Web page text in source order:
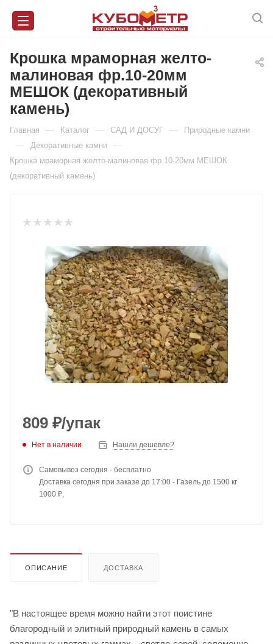
Крошка мраморная желто-
малиновая фр.10-20мм
МЕШОК (декоративный
камень)
Главная — Каталог — САД И ДОСУГ — Природные камни
— Декоративные камни —
Крошка мраморная желто-малиновая фр.10-20мм МЕШОК
(декоративный камень)
809 ₽/упак
Нет в наличии Нашли дешевле?
Самовывоз сегодня - бесплатно
Доставка сегодня при заказе до 17:00 - Газель до 1500 кг
1000 ₽,
ОПИСАНИЕ ДОСТАВКА
"В настоящее время можно найти этот поистине
благородный и элитный природный камень в самых